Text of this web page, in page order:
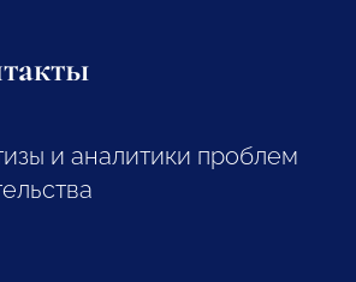
и аналитики проблем